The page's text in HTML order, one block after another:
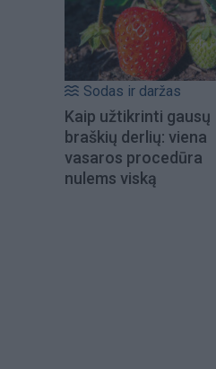
Sodas ir daržas
Kaip užtikrinti gausų
braškių derlių: viena
vasaros procedūra
nulems viską